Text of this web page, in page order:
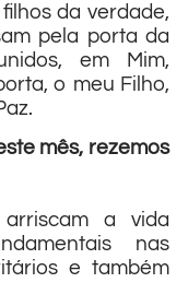
da verdade,
pela porta da
em Mim,
o meu Filho,
mês, rezemos
a vida
nas
e também